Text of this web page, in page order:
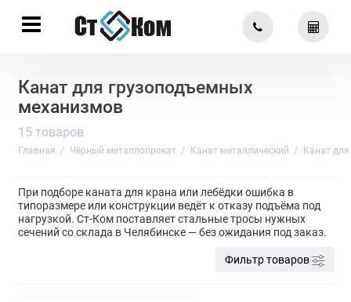
Канат для грузоподъемных
механизмов
15 товаров
Главная Чёрный металлопрокат Канат металлический Канат
При подборе каната для крана или лебёдки ошибка в
типоразмере или конструкции ведёт к отказу подъёма под
нагрузкой. Ст-Ком поставляет стальные тросы нужных
сечений со склада в Челябинске — без ожидания под заказ.
Фильтр товаров